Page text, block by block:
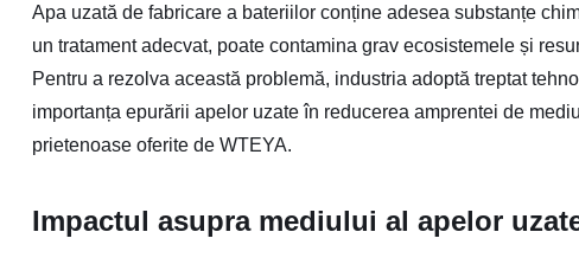
Apa uzată de fabricare a bateriilor conține adesea substanțe
un tratament adecvat, poate contamina grav ecosistemele și
Pentru a rezolva această problemă, industria adoptă treptat
importanța epurării apelor uzate în reducerea amprentei de
prietenoase oferite de WTEYA.
Impactul asupra mediului al apelor